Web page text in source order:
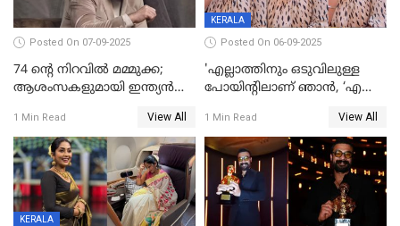
Posted On 07-09-2025
74 ന്റെ നിറവിൽ മമ്മുക്ക;
ആശംസകളുമായി ഇന്ത്യൻ
1 Min Read View All
KERALA
Posted On 06-09-2025
'എല്ലാത്തിനും ഒടുവിലുള്ള
പോയിന്റിലാണ് ഞാൻ, ‘എന്‍റെ
സ്നേഹിച്ചയാള്‍ തന്നെ
വഞ്ചിച്ചുപോയി’, ലൈവ്
വിഡിയോയിൽ
പൊട്ടിക്കരഞ്ഞ് നടി
1 Min Read View All
KERALA